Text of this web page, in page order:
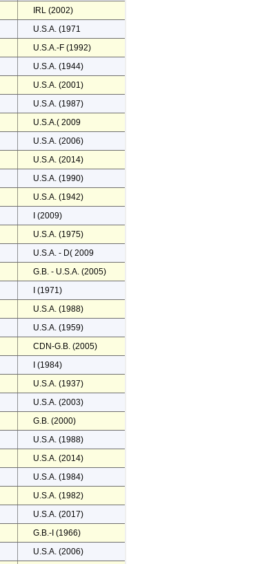
IRL (2002)
U.S.A. (1971
U.S.A.-F (1992)
U.S.A. (1944)
U.S.A. (2001)
U.S.A. (1987)
U.S.A.( 2009
U.S.A. (2006)
U.S.A. (2014)
U.S.A. (1990)
U.S.A. (1942)
I (2009)
U.S.A. (1975)
U.S.A. - D( 2009
G.B. - U.S.A. (2005)
I (1971)
U.S.A. (1988)
U.S.A. (1959)
CDN-G.B. (2005)
I (1984)
U.S.A. (1937)
U.S.A. (2003)
G.B. (2000)
U.S.A. (1988)
U.S.A. (2014)
U.S.A. (1984)
U.S.A. (1982)
U.S.A. (2017)
G.B.-I (1966)
U.S.A. (2006)